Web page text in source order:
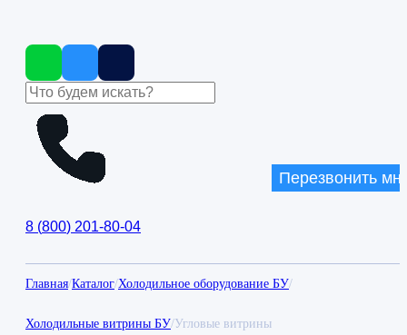
8 (800) 201-80-04
Перезвонить
Главная/Каталог/Холодильное оборудование БУ/
Холодильные витрины БУ/Угловые витрины